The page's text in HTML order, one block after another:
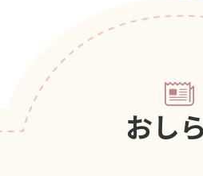
ポップアスリー
おし